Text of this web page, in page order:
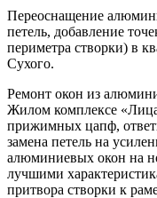
Переоснащение
петель, добавление
периметра створки) в
Сухого.
Ремонт окон из
Жилом комплексе
прижимных цапф,
замена петель на
алюминиевых окон на
лучшими
притвора створки к